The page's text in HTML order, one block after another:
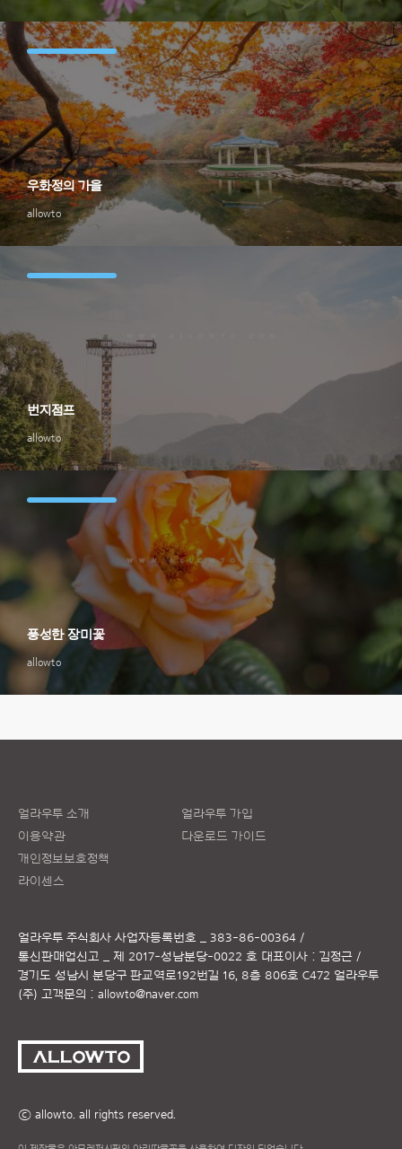
allowto
우화정의 가을
allowto
번지점프
allowto
풍성한 장미꽃
얼라우투 소개
이용약관
개인정보보호정책
라이센스
얼라우투 가입
다운로드 가이드
얼라우투 주식회사 사업자등록번호 _ 383-86-00364 /
통신판매업신고 _ 제 2017-성남분당-0022 호 대표이사 : 김정근 /
경기도 성남시 분당구 판교역로192번길 16, 8층 806호 C472 얼라우투
(주) 고객문의 : allowto@naver.com
ⓒ allowto. all rights reserved.